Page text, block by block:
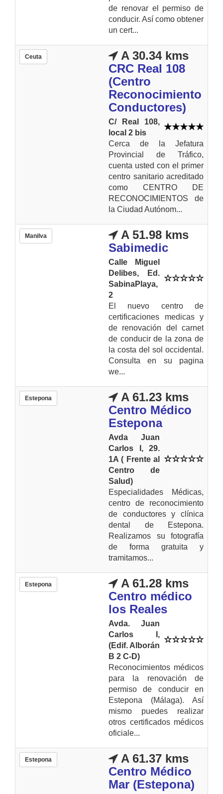
de renovar el permiso de
conducir. Así como obtener
un cert...
Ceuta
A 30.34 kms
CRC Real 108
(Centro
Reconocimiento
Conductores)
C/ Real 108,
local 2 bis
Cerca de la Jefatura
Provincial de Tráfico,
cuenta usted con el primer
centro sanitario acreditado
como CENTRO DE
RECONOCIMIENTOS de
la Ciudad Autónom...
Manilva
A 51.98 kms
Sabimedic
Calle Miguel
Delibes, Ed.
SabinaPlaya,
2
El nuevo centro de
certificaciones medicas y
de renovación del carnet
de conducir de la zona de
la costa del sol occidental.
Consulta en su pagina
we...
Estepona
A 61.23 kms
Centro Médico
Estepona
Avda Juan
Carlos I, 29.
1A ( Frente al
Centro de
Salud)
Especialidades Médicas,
centro de reconocimiento
de conductores y clínica
dental de Estepona.
Realizamos su fotografía
de forma gratuita y
tramitamos...
Estepona
A 61.28 kms
Centro médico
los Reales
Avda. Juan
Carlos I,
(Edif. Alborán
B 2 C-D)
Reconocimientos médicos
para la renovación de
permiso de conducir en
Estepona (Málaga). Así
mismo puedes realizar
otros certificados médicos
oficiale...
Estepona
A 61.37 kms
Centro Médico
Mar (Estepona)